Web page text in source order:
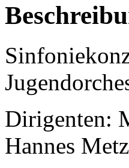
Dirigenten:
Hannes